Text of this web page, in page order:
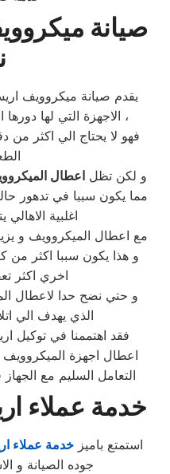
صيانة
يقدم صيانة ميكروويف
الاجهزة التي لها دورها الكبير في تسهيل الحياة بالمنزل ،
فهو لا يحتاج الي اكثر من
و لكن تظل اعطال
مما يكون سببا في تدهور
اغلبية
مع اعطال الميكروويف و
و هذا يكون سببا اكثر من
اخري اكثر
و حتي نضح حدا لاعطال
الذي يهدف الي
فقد اهتممنا في توكيل
اعطال اجهزة الميكروويف
التعامل السليم مع
خدمة عملاء
استمتع باميزخدمة عملاء
جوده الصيانة و